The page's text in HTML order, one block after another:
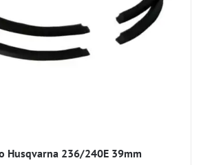
Husqvarna 236/240E 39mm